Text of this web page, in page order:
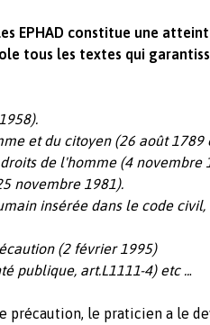
EPHAD constitue une
tous les textes qui
et du citoyen (26 août 1789
de l'homme (4 novembre
novembre 1981).
insérée dans le code civil,
(2 février 1995)
publique, art.L1111-4) etc ...
précaution, le praticien a le